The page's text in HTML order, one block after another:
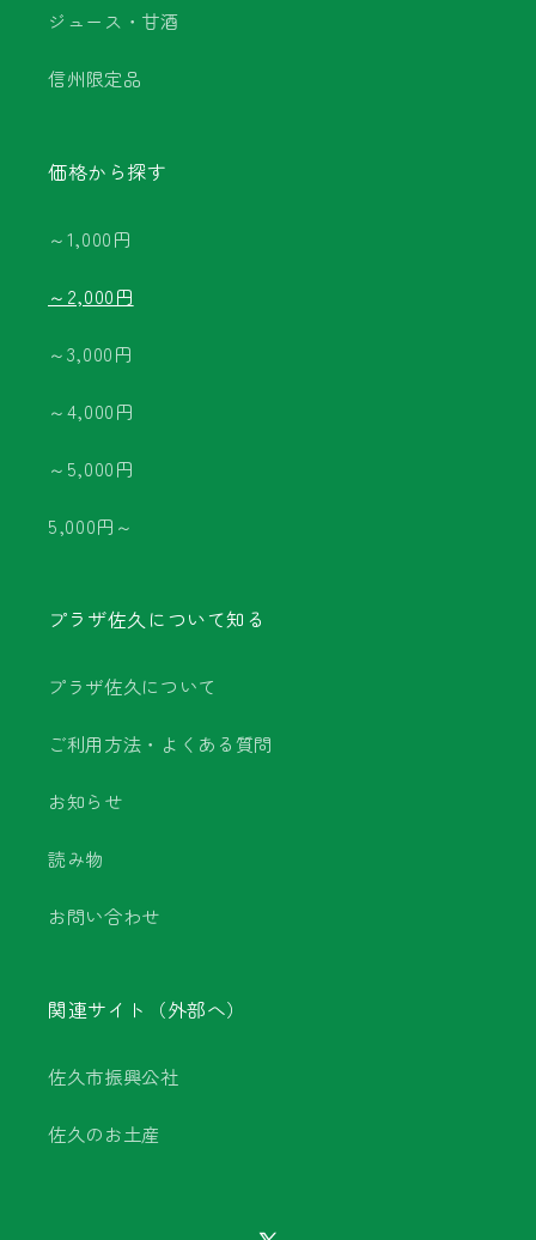
ジュース・甘酒
信州限定品
価格から探す
～1,000円
～2,000円
～3,000円
～4,000円
～5,000円
5,000円～
プラザ佐久について知る
プラザ佐久について
ご利用方法・よくある質問
お知らせ
読み物
お問い合わせ
関連サイト（外部へ）
佐久市振興公社
佐久のお土産